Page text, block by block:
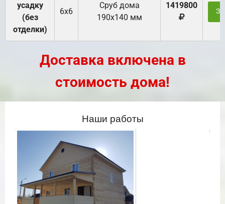
усадку
(без
отделки)
6х6
Cруб дома
190х140 мм
1419800
Доставка включена в
стоимость дома!
Наши работы